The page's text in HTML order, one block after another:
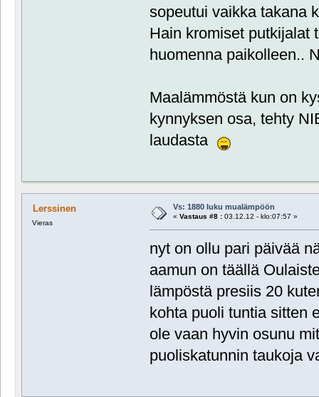
sopeutui vaikka takana
Hain kromiset putkijalat
huomenna paikolleen..
Maalämmöstä kun on
kynnyksen osa, tehty
laudasta
Lerssinen
Vieras
Vs: 1880 luku mualämpöön
« Vastaus #8 :03.12.12 - klo:07:57 »
nyt on ollu pari päivää
aamun on täällä
lämpöstä presiis 20
kohta puoli tuntia sitten
ole vaan hyvin osunu
puoliskatunnin taukoja